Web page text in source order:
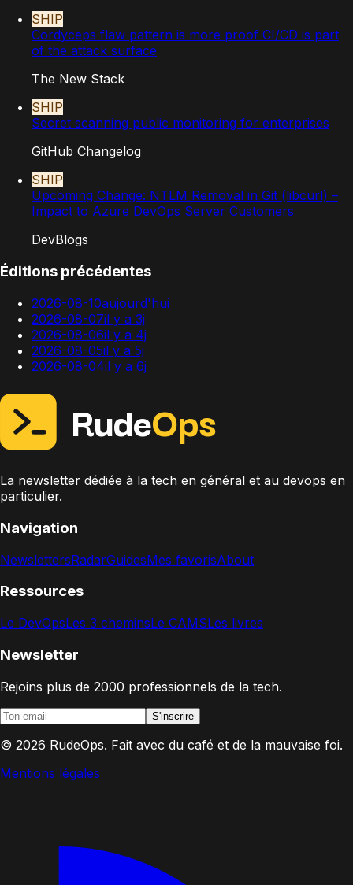
SHIP
Cordyceps flaw pattern is more proof CI/CD is part
of the attack surface
The New Stack
SHIP
Secret scanning public monitoring for enterprises
GitHub Changelog
SHIP
Upcoming Change: NTLM Removal in Git (libcurl) –
Impact to Azure DevOps Server Customers
DevBlogs
Éditions précédentes
2026-08-10aujourd'hui
2026-08-07il y a 3j
2026-08-06il y a 4j
2026-08-05il y a 5j
2026-08-04il y a 6j
RudeOps
La newsletter dédiée à la tech en général et au devops en
particulier.
Navigation
NewslettersRadarGuidesMes favorisAbout
Ressources
Le DevOpsLes 3 cheminsLe CAMSLes livres
Newsletter
Rejoins plus de 2000 professionnels de la tech.
S'inscrire
© 2026 RudeOps. Fait avec du café et de la mauvaise foi.
Mentions légales